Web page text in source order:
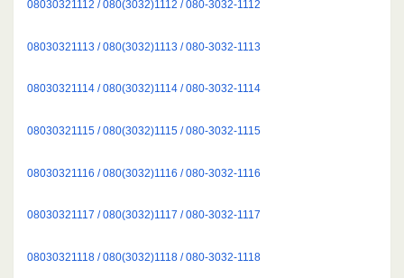
08030321112 / 080(3032)1112 / 080-3032-1112
08030321113 / 080(3032)1113 / 080-3032-1113
08030321114 / 080(3032)1114 / 080-3032-1114
08030321115 / 080(3032)1115 / 080-3032-1115
08030321116 / 080(3032)1116 / 080-3032-1116
08030321117 / 080(3032)1117 / 080-3032-1117
08030321118 / 080(3032)1118 / 080-3032-1118